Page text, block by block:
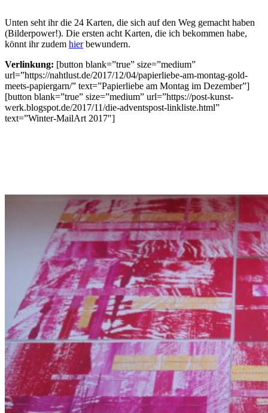
Unten seht ihr die 24 Karten, die sich auf den Weg gemacht haben
(Bilderpower!). Die ersten acht Karten, die ich bekommen habe,
könnt ihr zudem hierbewundern.
Verlinkung: [button blank=”true” size=”medium”
url=”https://nahtlust.de/2017/12/04/papierliebe-am-montag-gold-
meets-papiergarn/” text=”Papierliebe am Montag im Dezember”]
[button blank=”true” size=”medium” url=”https://post-kunst-
werk.blogspot.de/2017/11/die-adventspost-linkliste.html”
text=”Winter-MailArt 2017″]